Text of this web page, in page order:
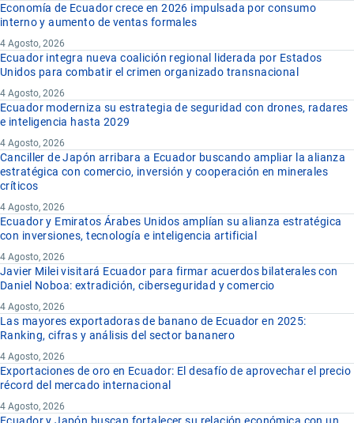
Economía de Ecuador crece en 2026 impulsada por consumo
interno y aumento de ventas formales
4 Agosto, 2026
Ecuador integra nueva coalición regional liderada por Estados
Unidos para combatir el crimen organizado transnacional
4 Agosto, 2026
Ecuador moderniza su estrategia de seguridad con drones, radares
e inteligencia hasta 2029
4 Agosto, 2026
Canciller de Japón arribara a Ecuador buscando ampliar la alianza
estratégica con comercio, inversión y cooperación en minerales
críticos
4 Agosto, 2026
Ecuador y Emiratos Árabes Unidos amplían su alianza estratégica
con inversiones, tecnología e inteligencia artificial
4 Agosto, 2026
Javier Milei visitará Ecuador para firmar acuerdos bilaterales con
Daniel Noboa: extradición, ciberseguridad y comercio
4 Agosto, 2026
Las mayores exportadoras de banano de Ecuador en 2025:
Ranking, cifras y análisis del sector bananero
4 Agosto, 2026
Exportaciones de oro en Ecuador: El desafío de aprovechar el precio
récord del mercado internacional
4 Agosto, 2026